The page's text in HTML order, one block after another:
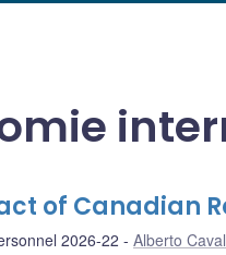
of Canadian
2026-22 Alberto